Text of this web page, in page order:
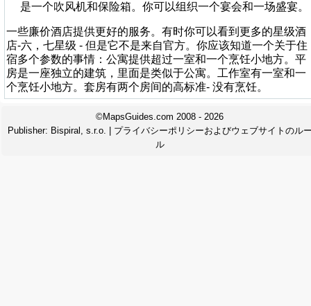
是一个吹风机和保险箱。你可以组织一个宴会和一场盛宴。
一些廉价酒店提供更好的服务。有时你可以看到更多的星级酒
店-六，七星级 - 但是它不是来自官方。你应该知道一个关于住
宿多个参数的事情：公寓提供超过一室和一个烹饪小地方。平
房是一座独立的建筑，里面是类似于公寓。工作室有一室和一
个烹饪小地方。套房有两个房间的高标准- 没有烹饪。
©MapsGuides.com 2008 - 2026
Publisher: Bispiral, s.r.o.
プライバシーポリシーおよびウェブサイトのル
ル